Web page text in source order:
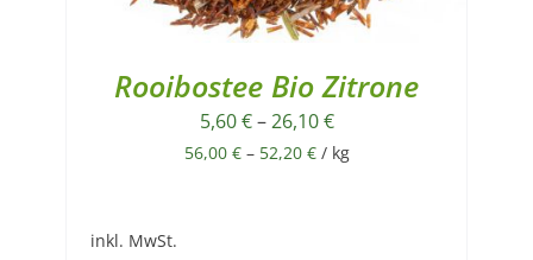
Rooibostee Bio Zitrone
5,60€–26,10€
56,00 €– 52,20 €/ kg
inkl. MwSt.